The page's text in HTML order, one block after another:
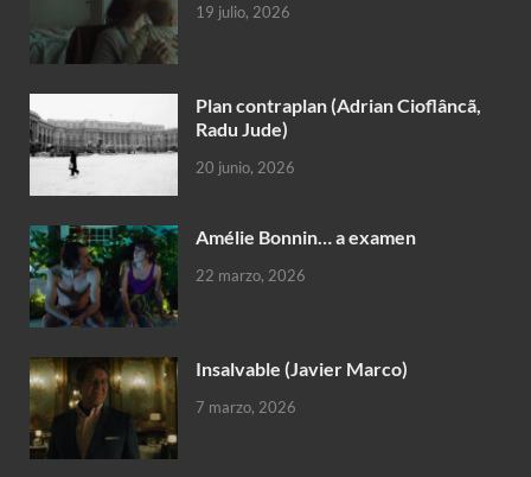
19 julio, 2026
Plan contraplan (Adrian Cioflâncã,
Radu Jude)
20 junio, 2026
Amélie Bonnin… a examen
22 marzo, 2026
Insalvable (Javier Marco)
7 marzo, 2026